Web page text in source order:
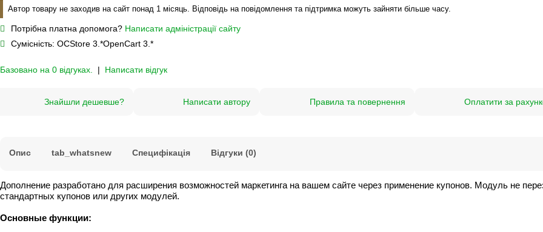
Автор товару не заходив на сайт понад 1 місяць. Відповідь на повідомлення та підтримка можуть зайняти більше часу.
Потрібна платна допомога? Написати адміністрації сайту
Сумісність: OCStore 3.*OpenCart 3.*
Базовано на 0 відгуках. | Написати відгук
Знайшли дешевше? Написати автору Правила та повернення Оплатити за
Опис tab_whatsnew Специфікація Відгуки (0)
Дополнение разработано для расширения возможностей маркетинга на вашем сайте через применение купонов. Модуль не
стандартных купонов или других модулей.
Основные функции: